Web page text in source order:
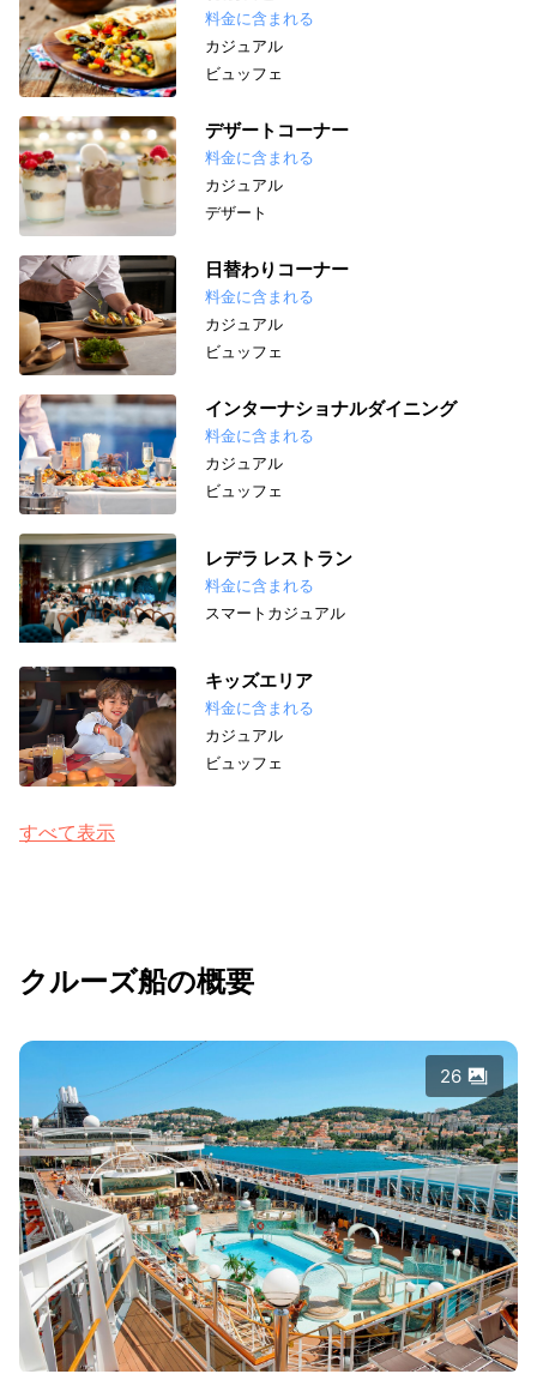
料金に含まれる
カジュアル
ビュッフェ
デザートコーナー
料金に含まれる
カジュアル
デザート
日替わりコーナー
料金に含まれる
カジュアル
ビュッフェ
インターナショナルダイニング
料金に含まれる
カジュアル
ビュッフェ
レデラ レストラン
料金に含まれる
スマートカジュアル
キッズエリア
料金に含まれる
カジュアル
ビュッフェ
すべて表示
クルーズ船の概要
26